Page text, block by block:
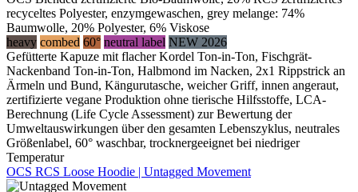
recyceltes Polyester, enzymgewaschen, grey melange: 74%
Baumwolle, 20% Polyester, 6% Viskose
heavy combed 60° neutral label NEW 2026
Gefütterte Kapuze mit flacher Kordel Ton-in-Ton, Fischgrät-
Nackenband Ton-in-Ton, Halbmond im Nacken, 2x1 Rippstrick an
Ärmeln und Bund, Kängurutasche, weicher Griff, innen angeraut,
zertifizierte vegane Produktion ohne tierische Hilfsstoffe, LCA-
Berechnung (Life Cycle Assessment) zur Bewertung der
Umweltauswirkungen über den gesamten Lebenszyklus, neutrales
Größenlabel, 60° waschbar, trocknergeeignet bei niedriger
Temperatur
OCS RCS Loose Hoodie | Untagged Movement